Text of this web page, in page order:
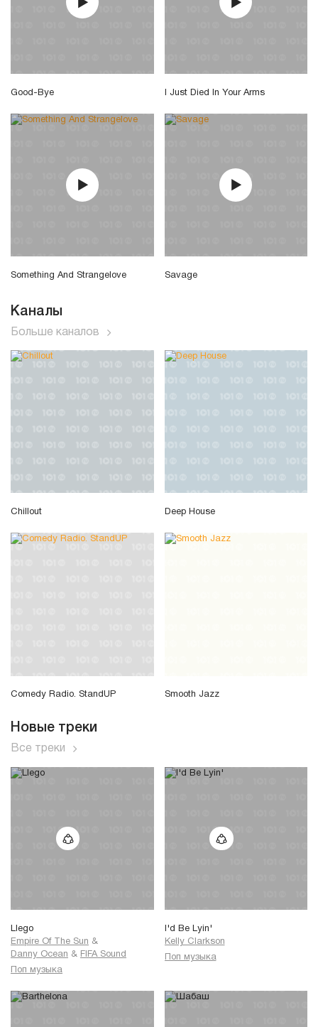
Good-Bye I Just Died In Your Arms
Something And Strangelove Savage
Каналы
Больше каналов
Chillout Deep House
Comedy Radio. StandUP Smooth Jazz
Новые треки
Все треки
Llego
Empire Of The Sun &
Danny Ocean & FIFA Sound
Поп музыка
I'd Be Lyin'
Kelly Clarkson
Поп музыка